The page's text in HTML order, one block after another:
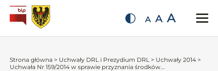
A A A
Strona główna > Uchwały DRL i Prezydium DRL > Uchwały 2014 >
Uchwała Nr 159/2014 w sprawie przyznania środków...